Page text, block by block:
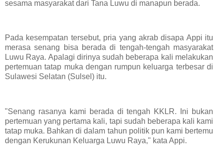
sesama masyarakat dari Tana Luwu di manapun berada.
Pada kesempatan tersebut, pria yang akrab disapa Appi itu
merasa senang bisa berada di tengah-tengah masyarakat
Luwu Raya. Apalagi dirinya sudah beberapa kali melakukan
pertemuan tatap muka dengan rumpun keluarga terbesar di
Sulawesi Selatan (Sulsel) itu.
"Senang rasanya kami berada di tengah KKLR. Ini bukan
pertemuan yang pertama kali, tapi sudah beberapa kali kami
tatap muka. Bahkan di dalam tahun politik pun kami bertemu
dengan Kerukunan Keluarga Luwu Raya," kata Appi.